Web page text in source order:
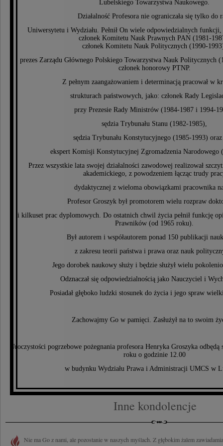
Lubelskiego Towarzystwa Naukowego.
Działalność Profesora nie ograniczała się tylko do
Uniwersytetu i Wydziału. Pełnił On wiele odpowiedzialnych
członek Komitetu Nauk Prawnych PAN (1981-
członek Komitetu Nauk Politycznych (1990-
prezes Zarządu Głównego Polskiego Towarzystwa Nauk Politycznych
członek honorowy PTNP.
Z pełnym zaangażowaniem i determinacją pracował w
strukturach państwowych, jako: członek Rady
przy Prezesie Rady Ministrów (1984-1987 i 1994-
sędzia Trybunału Stanu (1982-1985),
sędzia Trybunału Konstytucyjnego (1985-1993)
ekspert Komisji Konstytucyjnej Zgromadzenia Narodowego
Przez wszystkie lata swojej działalności zawodowej realizował
akademickiego, z powodzeniem łącząc trudy
dydaktycznej z wieloma obowiązkami pracownika
Profesor Groszyk był promotorem wielu rozpraw
i kilkuset prac dyplomowych. Do ostatnich chwil życia pełnił funkcję
Prawników (od 1965 roku).
Był autorem i współautorem ponad 150 publikacji
z zakresu teorii państwa i prawa oraz nauk
Jego dorobek naukowy służy i będzie służył wielu
Odznaczał się odpowiedzialnością jako Nauczyciel i
Posiadał głęboko ludzki stosunek do życia i jego spraw
Zachowajmy Go w pamięci. Zasłużył na to swoim
Uroczystości pogrzebowe pożegnania profesora Henryka Groszyka
roku o godzinie 12.00
w budynku Wydziału Prawa i Administracji UMCS w
Inne kondolencje
Nie ma Go z nami, ale pozostanie w naszych myślach. Z głębokim żalem